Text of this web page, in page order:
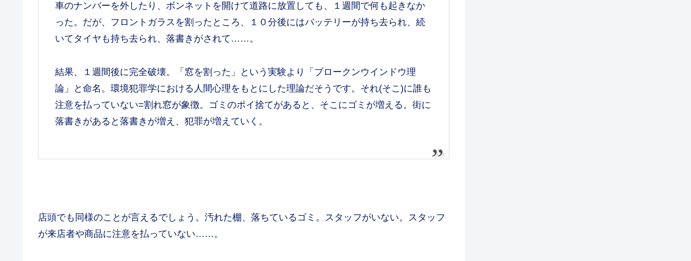
車のナンバーを外したり、ボンネットを開けて道路に放置しても、１週間で何も起きなか
った。だが、フロントガラスを割ったところ、１０分後にはバッテリーが持ち去られ、続
いてタイヤも持ち去られ、落書きがされて……。
結果、１週間後に完全破壊。「窓を割った」という実験より「ブロークンウインドウ理
論」と命名。環境犯罪学における人間心理をもとにした理論だそうです。それ(そこ)に誰も
注意を払っていない=割れ窓が象徴。ゴミのポイ捨てがあると、そこにゴミが増える。街に
落書きがあると落書きが増え、犯罪が増えていく。
店頭でも同様のことが言えるでしょう。汚れた棚、落ちているゴミ。スタッフがいない。スタッフ
が来店者や商品に注意を払っていない……。